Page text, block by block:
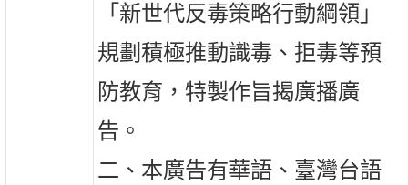
「新世代反毒策略行動綱領」
規劃積極推動識毒、拒毒等預
防教育，特製作旨揭廣播廣
告。
二、本廣告有華語、臺灣台語